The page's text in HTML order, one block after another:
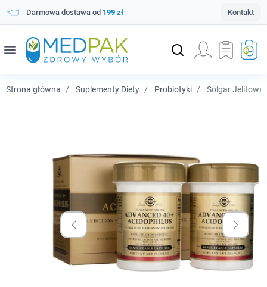
Darmowa dostawa od 199 zł Kontakt
menu
Strona główna Suplementy Diety Probiotyki Solgar Jelitowa